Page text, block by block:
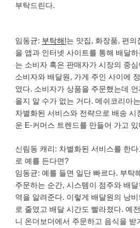
부탁드린다.
임동균: 부탁해!는 맛집, 화장품, 편의
을 앱과 인터넷 사이트를 통해 배달
는 소비자 혹은 판매자가 시장의 중
소비자와 배달원, 가게 주인 사이에
였다. 소비자가 상품을 주문했는데
올지 알 수가 없는 거다. 메쉬코리아
차별화된 서비스와 전략으로 배송 시
운 E-커머스 트렌드를 만들어 가고 있
신림동 캐리: 차별화된 서비스를 한
로 예를 든다면?
임동균: 예를 들면 일단 빠르다. 부탁
주문하는 순간, 시스템이 점주와 배
역을 알려준다. 이렇게 배달원의 낭
로 줄였고 배달 시간도 빨라졌다. 예
니 온더보더에서 주문하고 음식을 받